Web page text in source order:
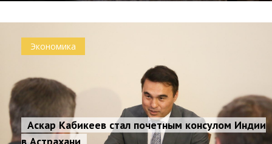
Экономика
Аскар Кабикеев стал почетным консулом Индии